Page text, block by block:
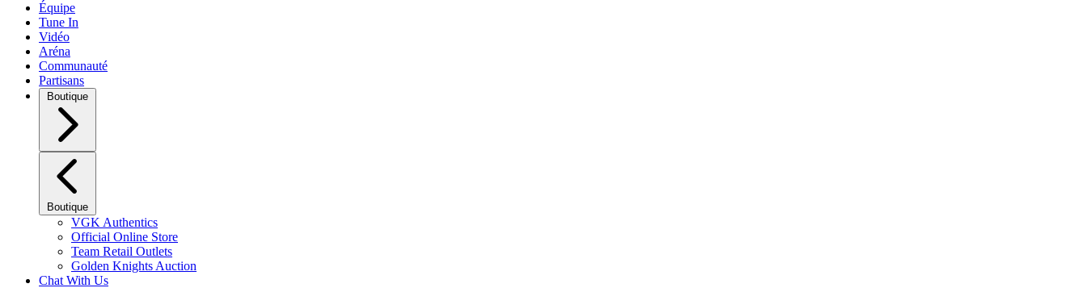
Équipe
Tune In
Vidéo
Aréna
Communauté
Partisans
Boutique
Boutique
VGK Authentics
Official Online Store
Team Retail Outlets
Golden Knights Auction
Chat With Us